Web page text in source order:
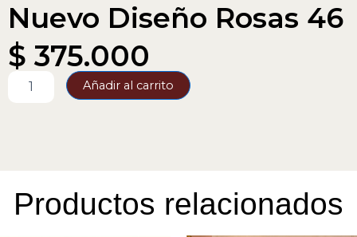
Nuevo Diseño Rosas 46
$ 375.000
Diseño
Añadir al carrito
Productos relacionados